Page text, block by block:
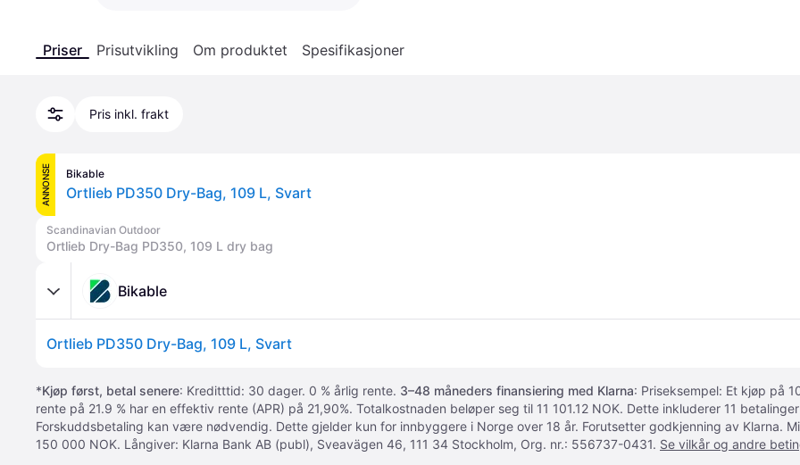
Priser Prisutvikling Om produktet Spesifikasjoner
Pris inkl. frakt
ANNONSE Bikable
Ortlieb PD350 Dry-Bag, 109 L, Svart
Scandinavian Outdoor
Ortlieb Dry-Bag PD350, 109 L dry bag
Bikable
Ortlieb PD350 Dry-Bag, 109 L, Svart
*Kjøp først, betal senere: Kreditttid: 30 dager. 0 % årlig rente. 3–48 måneders finansiering med Klarna: Priseksempel: Et kjøp på
rente på 21.9 % har en effektiv rente (APR) på 21,90%. Totalkostnaden beløper seg til 11 101.12 NOK. Dette inkluderer 11
Forskuddsbetaling kan være nødvendig. Dette gjelder kun for innbyggere i Norge over 18 år. Forutsetter godkjenning av Klarna.
150 000 NOK. Långiver: Klarna Bank AB (publ), Sveavägen 46, 111 34 Stockholm, Org. nr.: 556737-0431. Se vilkår og andre